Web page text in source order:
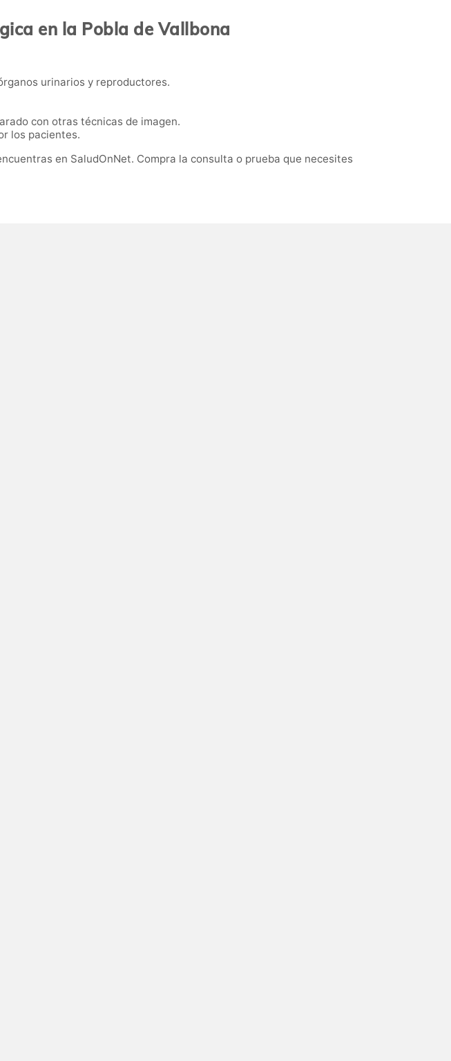
en la Pobla de Vallbona
urinarios y reproductores.
con otras técnicas de imagen.
los pacientes.
en SaludOnNet. Compra la consulta o prueba que necesites